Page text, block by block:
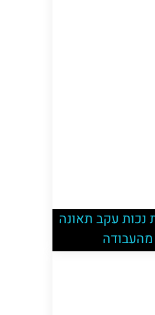
נכות עקב תאונה
מהעבודה